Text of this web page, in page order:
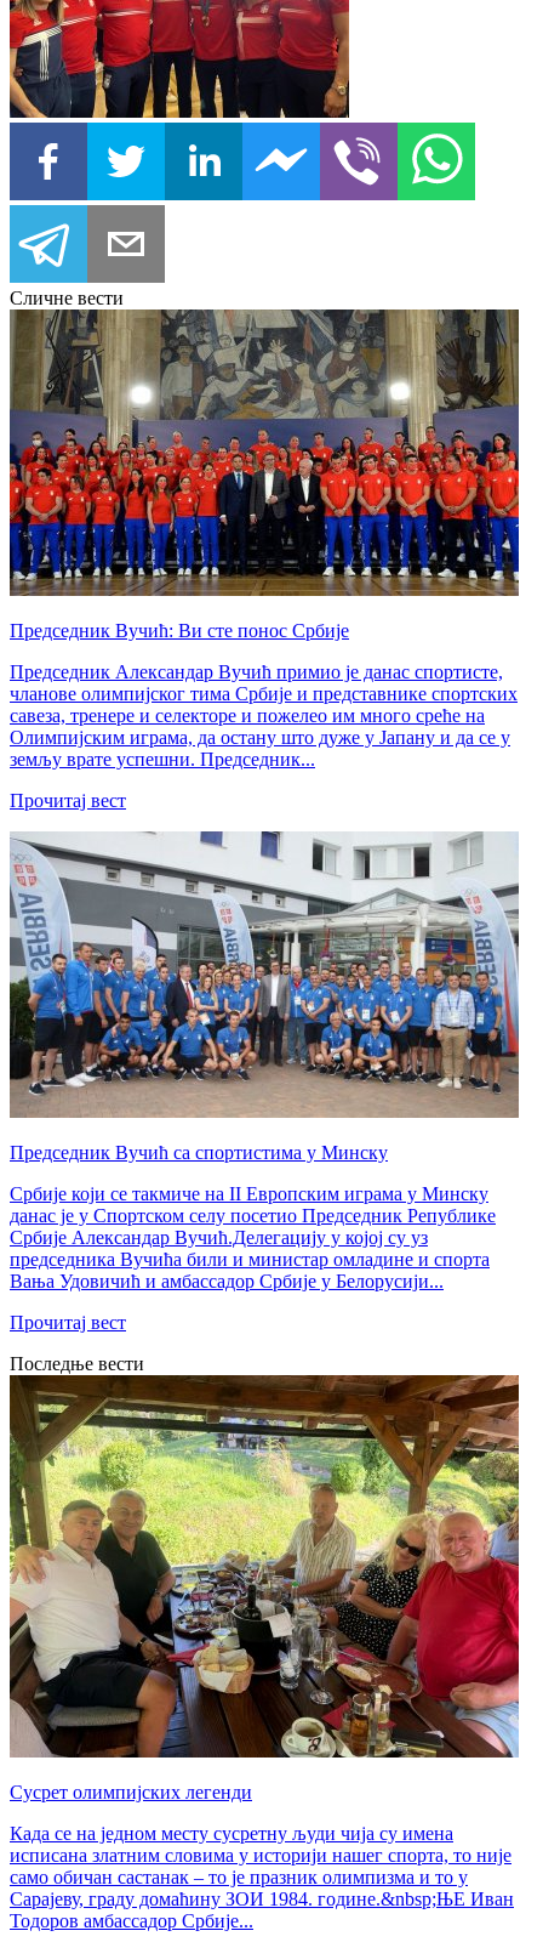
Сличне вести
​Председник Вучић: Ви сте понос Србије
Председник Александар Вучић примио је данас спортисте,
чланове олимпијског тима Србије и представнике спортских
савеза, тренере и селекторе и пожелео им много среће на
Олимпијским играма, да остану што дуже у Јапану и да се у
земљу врате успешни. Председник...
Прочитај вест
Председник Вучић са спортистима у Минску
Србије који се такмиче на II Европским играма у Минску
данас је у Спортском селу посетио Председник Републике
Србије Александар Вучић.Делегацију у којој су уз
председника Вучића били и министар омладине и спорта
Вања Удовичић и амбассадор Србије у Белорусији...
Прочитај вест
Последње вести
Сусрет олимпијских легенди
Када се на једном месту сусретну људи чија су имена
исписана златним словима у историји нашег спорта, то није
само обичан састанак – то је празник олимпизма и то у
Сарајеву, граду домаћину ЗОИ 1984. године.&nbsp;ЊЕ Иван
Тодоров амбассадор Србије...